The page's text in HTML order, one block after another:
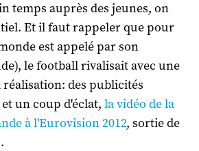
temps auprès des jeunes, on
Et il faut rappeler que pour
est appelé par son
le football rivalisait avec une
des publicités
un coup d'éclat, la vidéo de la
à l'Eurovision 2012, sortie de